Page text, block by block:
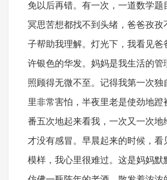
免以后再错。有一次，一道数学题
冥思苦想都找不到头绪，爸爸孜孜
子帮助我理解。灯光下，我看见爸
许银色的华发。妈妈是我生活的管
照顾得无微不至。记得我第一次独
里非常害怕，半夜里老是使劲地蹬
番五次地起来看我，一次又一次地
才没有感冒。早晨起来的时候，看
模样，我心里很难过。这是妈妈默